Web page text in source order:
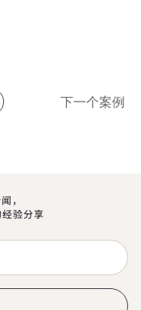
下一个案例
，
验分享